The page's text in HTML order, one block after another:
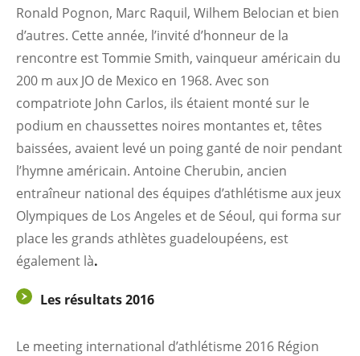
Ronald Pognon, Marc Raquil, Wilhem Belocian et bien
d’autres. Cette année, l’invité d’honneur de la
rencontre est Tommie Smith, vainqueur américain du
200 m aux JO de Mexico en 1968. Avec son
compatriote John Carlos, ils étaient monté sur le
podium en chaussettes noires montantes et, têtes
baissées, avaient levé un poing ganté de noir pendant
l’hymne américain. Antoine Cherubin, ancien
entraîneur national des équipes d’athlétisme aux jeux
Olympiques de Los Angeles et de Séoul, qui forma sur
place les grands athlètes guadeloupéens, est
également là.
Les résultats 2016
Le meeting international d’athlétisme 2016 Région